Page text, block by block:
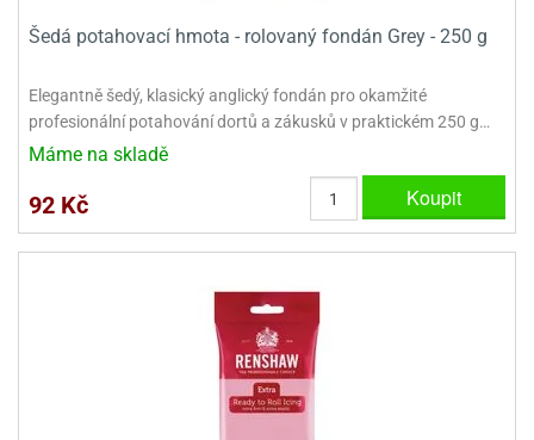
Šedá potahovací hmota - rolovaný fondán Grey - 250 g
Elegantně šedý, klasický anglický fondán pro okamžité
profesionální potahování dortů a zákusků v praktickém 250 g…
Máme na skladě
92 Kč Koupit